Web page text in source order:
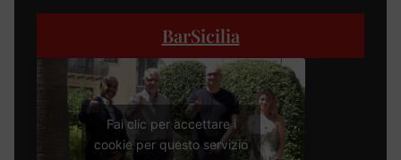
BarSicilia
Fai clic per accettare i
cookie per questo servizio